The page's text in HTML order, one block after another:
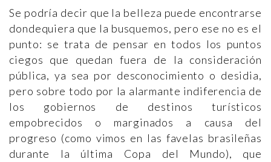
Se podría decir que la belleza puede encontrarse
dondequiera que la busquemos, pero ese no es el
punto: se trata de pensar en todos los puntos
ciegos que quedan fuera de la consideración
pública, ya sea por desconocimiento o desidia,
pero sobre todo por la alarmante indiferencia de
los gobiernos de destinos turísticos
empobrecidos o marginados a causa del
progreso (como vimos en las favelas brasileñas
durante la última Copa del Mundo), que